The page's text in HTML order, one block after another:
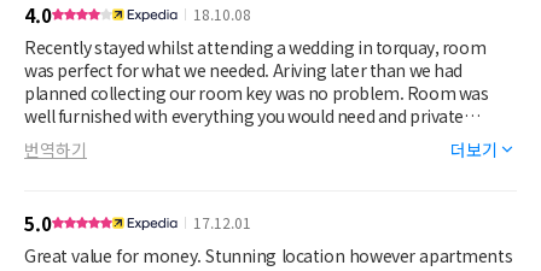
4.0 18.10.08
Recently stayed whilst attending a wedding in torquay, room
was perfect for what we needed. Ariving later than we had
planned collecting our room key was no problem. Room was
well furnished with everything you would need and private
parking was a big plus.
번역하기 더보기
5.0 17.12.01
Great value for money. Stunning location however apartments